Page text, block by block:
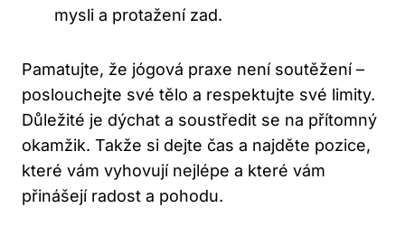
mysli a protažení zad.
Pamatujte, že jógová praxe není soutěžení –
poslouchejte své tělo a respektujte své limity.
Důležité je dýchat a soustředit se na přítomný
okamžik. Takže si dejte čas a najděte pozice,
které vám vyhovují nejlépe a které vám
přinášejí radost a pohodu.